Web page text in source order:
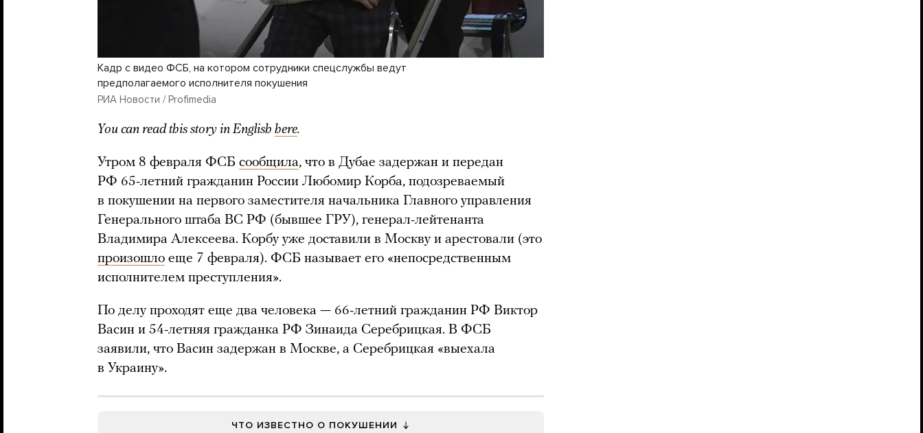
Кадр с видео ФСБ, на котором сотрудники спецслужбы ведут
предполагаемого исполнителя покушения
РИА Новости / Profimedia
You can read this story in English here.
Утром 8 февраля ФСБ сообщила, что в Дубае задержан и передан
РФ 65-летний гражданин России Любомир Корба, подозреваемый
в покушении на первого заместителя начальника Главного управления
Генерального штаба ВС РФ (бывшее ГРУ), генерал-лейтенанта
Владимира Алексеева. Корбу уже доставили в Москву и арестовали (это
произошло еще 7 февраля). ФСБ называет его «непосредственным
исполнителем преступления».
По делу проходят еще два человека — 66-летний гражданин РФ Виктор
Васин и 54-летняя гражданка РФ Зинаида Серебрицкая. В ФСБ
заявили, что Васин задержан в Москве, а Серебрицкая «выехала
в Украину».
ЧТО ИЗВЕСТНО О ПОКУШЕНИИ